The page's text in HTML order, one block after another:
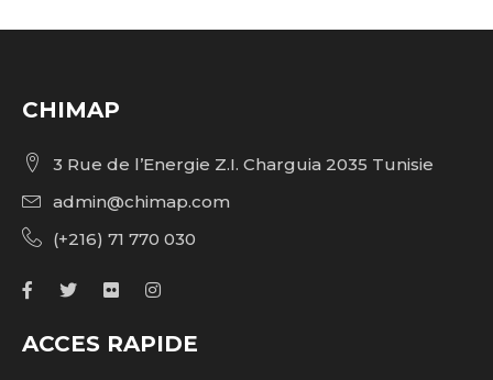
CHIMAP
3 Rue de l’Energie Z.I. Charguia 2035 Tunisie
admin@chimap.com
(+216) 71 770 030
ACCES RAPIDE